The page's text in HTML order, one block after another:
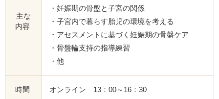
主な
内容
・妊娠期の骨盤と子宮の関係
・子宮内で暮らす胎児の環境を考える
・アセスメントに基づく妊娠期の骨盤ケア
・骨盤輪支持の指導練習
・他
時間 オンライン 13：00～16：30